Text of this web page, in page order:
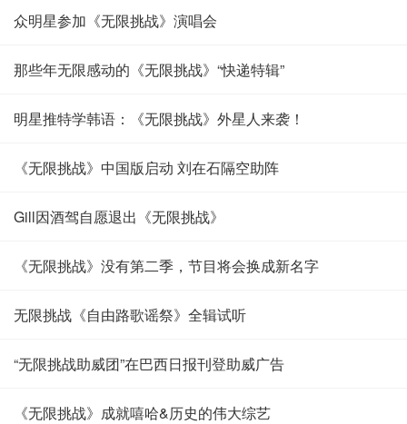
众明星参加《无限挑战》演唱会
那些年无限感动的《无限挑战》“快递特辑”
明星推特学韩语：《无限挑战》外星人来袭！
《无限挑战》中国版启动 刘在石隔空助阵
Gill因酒驾自愿退出《无限挑战》
《无限挑战》没有第二季，节目将会换成新名字
无限挑战《自由路歌谣祭》全辑试听
“无限挑战助威团”在巴西日报刊登助威广告
《无限挑战》成就嘻哈&历史的伟大综艺